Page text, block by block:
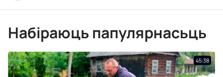
Набіраюць папулярнасьць
45:38